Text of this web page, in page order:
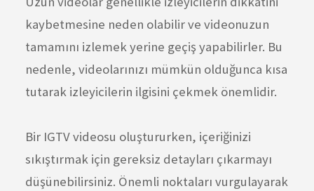
kaybetmesine neden olabilir ve videonuzun
tamamını izlemek yerine geçiş yapabilirler. Bu
nedenle, videolarınızı mümkün olduğunca kısa
tutarak izleyicilerin ilgisini çekmek önemlidir.
Bir IGTV videosu oluştururken, içeriğinizi
sıkıştırmak için gereksiz detayları çıkarmayı
düşünebilirsiniz. Önemli noktaları vurgulayarak